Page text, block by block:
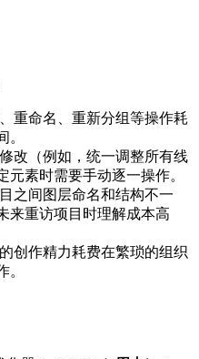
重命名、重新分组等操作耗
。
改（例如，统一调整所有线
素时需要手动逐一操作。
之间图层命名和结构不一
来重访项目时理解成本高
创作精力耗费在繁琐的组织
。